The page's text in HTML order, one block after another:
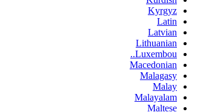
Kyrgyz
Latin
Latvian
Lithuanian
Luxembou..
Macedonian
Malagasy
Malay
Malayalam
Maltese